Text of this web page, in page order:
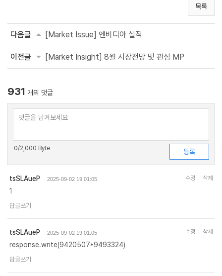
목록
다음글 [Market Issue] 엔비디아 실적
이전글 [Market Insight] 8월 시장전망 및 관심 MP
931 개의 댓글
0/2,000 Byte
tsSLAueP 2025-09-02 19:01:05
1
답글쓰기
수정 삭제
tsSLAueP 2025-09-02 19:01:05
response.write(9420507*9493324)
답글쓰기
수정 삭제